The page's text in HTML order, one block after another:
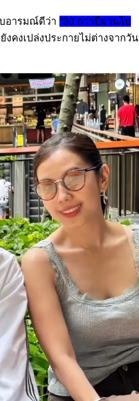
อารมณ์ดีว่า "30 กว่าปีผ่านไป
คงเปล่งประกายไม่ต่างจากวัน